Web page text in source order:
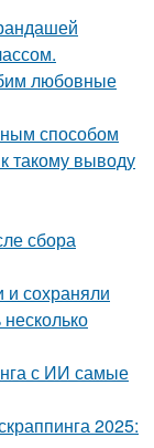
любовные
способом
такому выводу
сбора
и сохраняли
с ИИ самые
2025: